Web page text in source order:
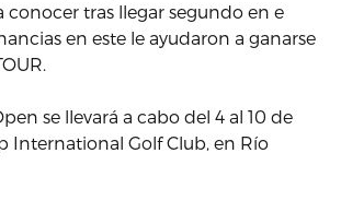
conocer tras llegar segundo en e
en este le ayudaron a ganarse
se llevará a cabo del 4 al 10 de
International Golf Club, en Río